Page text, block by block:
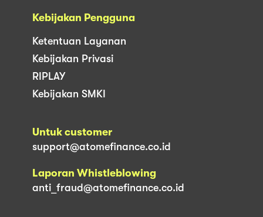
Kebijakan Pengguna
Ketentuan Layanan
Kebijakan Privasi
RIPLAY
Kebijakan SMKI
Untuk customer
support@atomefinance.co.id
Laporan Whistleblowing
anti_fraud@atomefinance.co.id